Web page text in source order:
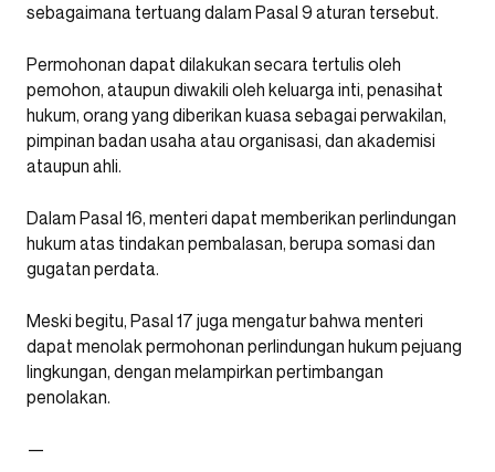
sebagaimana tertuang dalam Pasal 9 aturan tersebut.
Permohonan dapat dilakukan secara tertulis oleh
pemohon, ataupun diwakili oleh keluarga inti, penasihat
hukum, orang yang diberikan kuasa sebagai perwakilan,
pimpinan badan usaha atau organisasi, dan akademisi
ataupun ahli.
Dalam Pasal 16, menteri dapat memberikan perlindungan
hukum atas tindakan pembalasan, berupa somasi dan
gugatan perdata.
Meski begitu, Pasal 17 juga mengatur bahwa menteri
dapat menolak permohonan perlindungan hukum pejuang
lingkungan, dengan melampirkan pertimbangan
penolakan.
—